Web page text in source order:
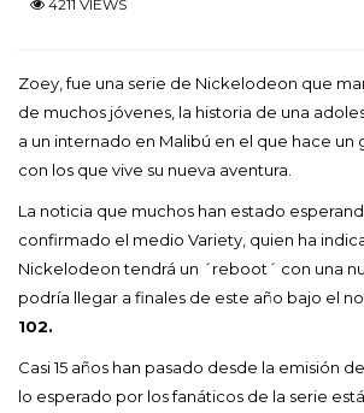
4211 VIEWS
Zoey, fue una serie de Nickelodeon que
de muchos jóvenes, la historia de una
a un internado en Malibú en el que hace un
con los que vive su nueva aventura.
La noticia que muchos han estado
confirmado el medio Variety, quien ha
Nickelodeon tendrá un ´reboot´ con una
podría llegar a finales de este año bajo el
102.
Casi 15 años han pasado desde la emisión
lo esperado por los fanáticos de la serie